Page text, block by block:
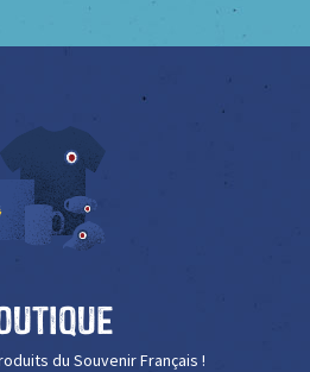
du Souvenir Français !